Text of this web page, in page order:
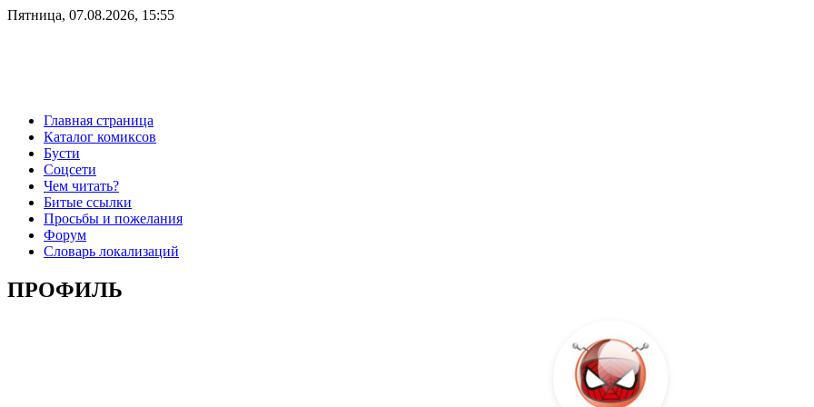
Пятница, 07.08.2026, 15:55
Главная страница
Каталог комиксов
Бусти
Соцсети
Чем читать?
Битые ссылки
Просьбы и пожелания
Форум
Словарь локализаций
ПРОФИЛЬ